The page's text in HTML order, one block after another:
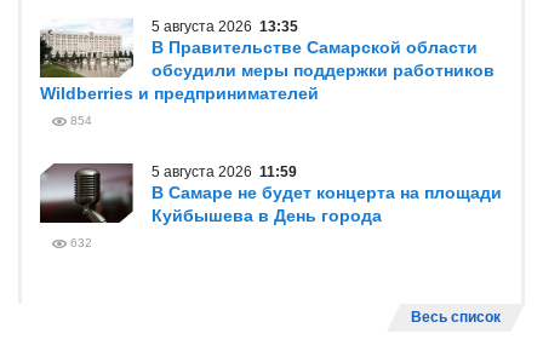
5 августа 2026 13:35
В Правительстве Самарской области
обсудили меры поддержки работников
Wildberries и предпринимателей
854
5 августа 2026 11:59
В Самаре не будет концерта на площади
Куйбышева в День города
632
Весь список